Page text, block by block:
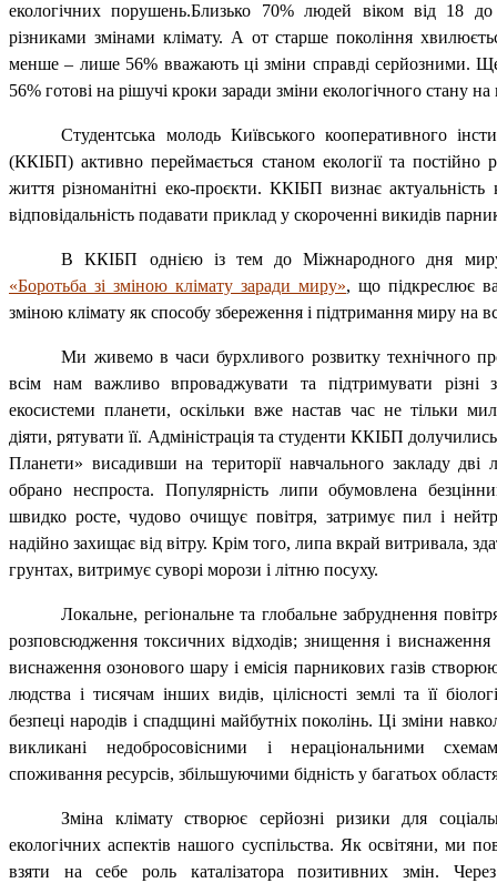
екологічних порушень.Близько 70% людей віком від 18 до
різниками змінами клімату. А от старше покоління
менше – лише 56% вважають ці зміни справді серйозними.
56% готові на рішучі кроки заради зміни екологічного стану
Студентська молодь Київського кооперативного
(ККІБП) активно переймається станом екології та постійно
життя різноманітні еко-проєкти. ККІБП визнає актуальність
відповідальність подавати приклад у скороченні викидів
В ККІБП однією із тем до Міжнародного дня
«Боротьба зі зміною клімату заради миру», що підкреслює
зміною клімату як способу збереження і підтримання миру на
Ми живемо в часи бурхливого розвитку технічного
всім нам важливо впроваджувати та підтримувати різні
екосистеми планети, оскільки вже настав час не тільки
діяти, рятувати її. Адміністрація та студенти ККІБП
Планети» висадивши на території навчального закладу
обрано неспроста. Популярність липи обумовлена
швидко росте, чудово очищує повітря, затримує пил і
надійно захищає від вітру. Крім того, липа вкрай витривала,
грунтах, витримує суворі морози і літню посуху.
Локальне, регіональне та глобальне забруднення
розповсюдження токсичних відходів; знищення і виснаження
виснаження озонового шару і емісія парникових газів
людства і тисячам інших видів, цілісності землі та її
безпеці народів і спадщині майбутніх поколінь. Ці зміни
викликані недобросовісними і нераціональними
споживання ресурсів, збільшуючими бідність у багатьох
Зміна клімату створює серйозні ризики для
екологічних аспектів нашого суспільства. Як освітяни, ми
взяти на себе роль каталізатора позитивних змін.